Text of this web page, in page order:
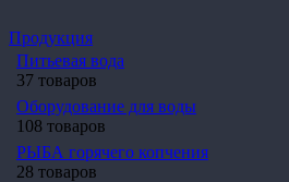
Продукция
Питьевая вода
37 товаров
Оборудование для воды
108 товаров
РЫБА горячего копчения
28 товаров